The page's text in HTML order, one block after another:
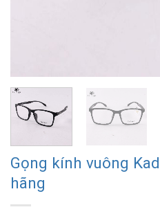
Gọng kính vuông
hãng